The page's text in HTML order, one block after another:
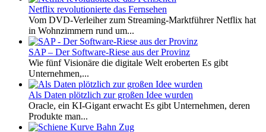
Netflix revolutionierte das Fernsehen
Vom DVD-Verleiher zum Streaming-Marktführer Netflix hat
in Wohnzimmern rund um...
SAP – Der Software-Riese aus der Provinz
Wie fünf Visionäre die digitale Welt eroberten Es gibt
Unternehmen,...
Als Daten plötzlich zur großen Idee wurden
Oracle, ein KI-Gigant erwacht Es gibt Unternehmen, deren
Produkte man...